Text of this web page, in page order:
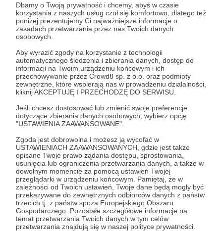
Dbamy o Twoją prywatność i chcemy, abyś w czasie
korzystania z naszych usług czuł się komfortowo, dlatego też
poniżej prezentujemy Ci najważniejsze informacje o
zasadach przetwarzania przez nas Twoich danych
osobowych.
Aby wyrazić zgody na korzystanie z technologii
automatycznego śledzenia i zbierania danych, dostęp do
informacji na Twoim urządzeniu końcowym i ich
przechowywanie przez Crowd8 sp. z o.o. oraz podmioty
zewnętrzne, które wspierają nas w prowadzeniu działalności,
kliknij AKCEPTUJĘ I PRZECHODZĘ DO SERWISU.
Jeśli chcesz dostosować lub zmienić swoje preferencje
dotyczące zbierania danych osobowych, wybierz opcję
"USTAWIENIA ZAAWANSOWANE".
Zgoda jest dobrowolna i możesz ją wycofać w
USTAWIENIACH ZAAWANSOWANYCH, gdzie jest także
opisane Twoje prawo żądania dostępu, sprostowania,
usunięcia lub ograniczenia przetwarzania danych, a także w
dowolnym momencie za pomocą ustawień Twojej
przeglądarki w urządzeniu końcowym. Pamiętaj, że w
zależności od Twoich ustawień, Twoje dane będą mogły być
przekazywane do zewnętrznych odbiorców danych z państw
trzecich tj. z państw spoza Europejskiego Obszaru
Gospodarczego. Pozostałe szczegółowe informacje na
temat przetwarzania Twoich danych w tym celów
przetwarzania znajdują się w naszej polityce prywatności.
minionym tygodniu poruszali reporterzy i redaktorzy
aktualności Radia 357. Zapraszamy do lektury. :)
przegląd aktualności Ranek Popołudniówka
Dołącz do grona Patronów!
Wesprzyj działalność AutoraRadio 357już teraz!
Zostań Patronem